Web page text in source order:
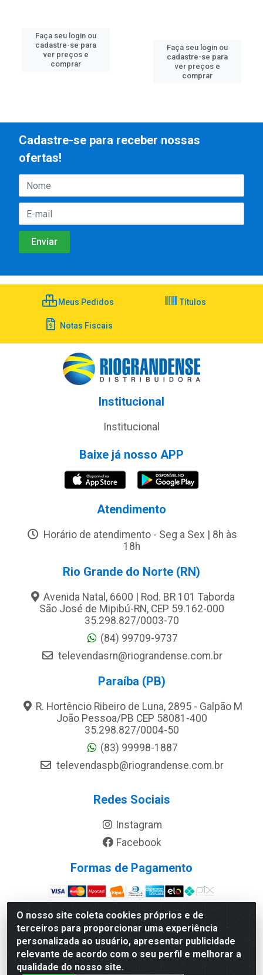
Faça seu login ou
cadastre-se para
ver preços e
comprar
Faça seu login ou
cadastre-se para
ver preços e
comprar
O nosso site coleta cookies próprios e de
terceiros para proporcionar uma experiência
personalizada ao usuário, apresentar publicidade
relevante de acordo com o seu perfil e melhorar a
qualidade do nosso site.
Cadastre-se para receber nossas
ofertas!
Meus Pedidos Títulos
Notas Fiscais
Institucional
Institucional
Baixe já nosso APP
Atendimento
Horário de atendimento - Seg a Sex | 8h às
18h
Rio Grande do Norte (RN)
Avenida Natal, 6600 | Rod. BR 101 Taborda
São José de Mipibú-RN, CEP 59.162-000
35.298.827/0003-70
(84) 99709-9737
televendasrn@riograndense.com.br
Paraíba (PB)
R. Hortêncio Ribeiro de Luna, 2895 - Galpão M
João Pessoa/PB CEP 58081-400
35.298.827/0004-50
(83) 99998-1887
televendaspb@riograndense.com.br
Redes Sociais
Instagram
Facebook
Formas de Pagamento
Site Seguro